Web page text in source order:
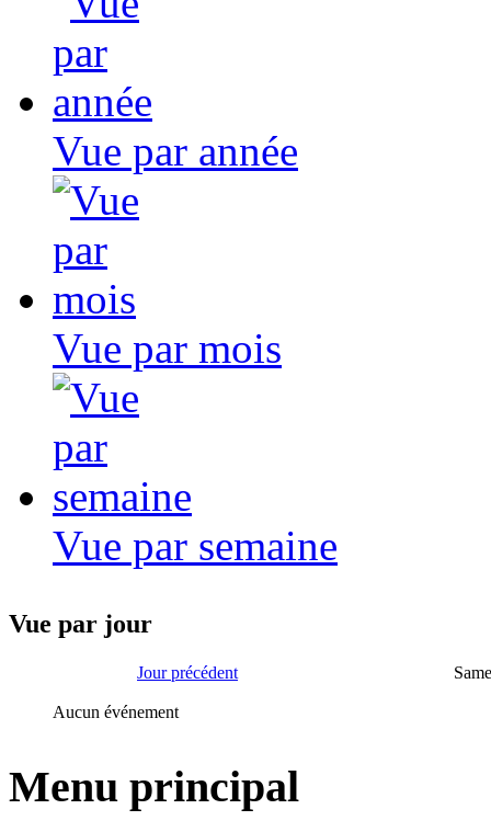
Vue par année
Vue par mois
Vue par semaine
Vue par jour
Jour précédent
Aucun événement
Menu principal